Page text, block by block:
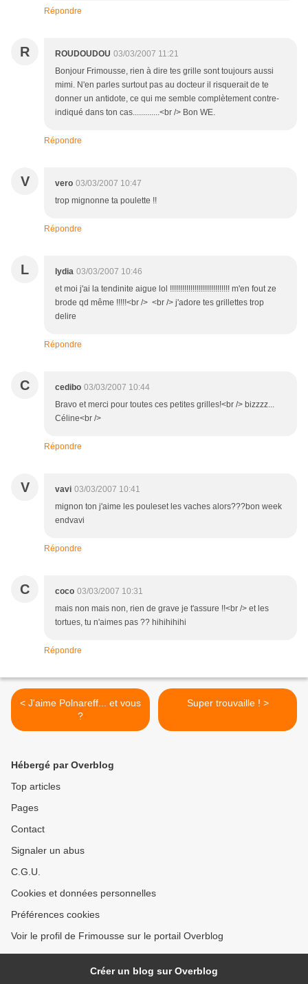
Répondre
R ROUDOUDOU 03/03/2007 11:21
Bonjour Frimousse, rien à dire tes grille sont toujours aussi
mimi. N'en parles surtout pas au docteur il risquerait de te
donner un antidote, ce qui me semble complètement contre-
indiqué dans ton cas.............<br /> Bon WE.
Répondre
V vero 03/03/2007 10:47
trop mignonne ta poulette !!
Répondre
L lydia 03/03/2007 10:46
et moi j'ai la tendinite aigue lol !!!!!!!!!!!!!!!!!!!!!!!!!!!!! m'en fout ze
brode qd même !!!!!<br /> <br /> j'adore tes grillettes trop
delire
Répondre
C cedibo 03/03/2007 10:44
Bravo et merci pour toutes ces petites grilles!<br /> bizzzz...
Céline<br />
Répondre
V vavi 03/03/2007 10:41
mignon ton j'aime les pouleset les vaches alors???bon week
endvavi
Répondre
C coco 03/03/2007 10:31
mais non mais non, rien de grave je t'assure !!<br /> et les
tortues, tu n'aimes pas ?? hihihihihi
Répondre
< J'aime Polnareff... et vous
?
Super trouvaille ! >
Hébergé par Overblog
Top articles
Pages
Contact
Signaler un abus
C.G.U.
Cookies et données personnelles
Préférences cookies
Voir le profil de Frimousse sur le portail Overblog
Créer un blog sur Overblog